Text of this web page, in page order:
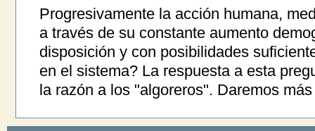
Progresivamente la acción humana,
a través de su constante aumento
disposición y con posibilidades
en el sistema? La respuesta a esta
la razón a los "algoreros". Daremos